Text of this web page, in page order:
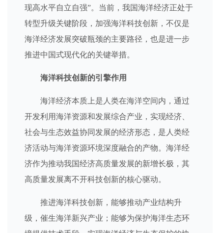
现高水平自立自强”。当前，我国海洋经济正处于
转型升级关键阶段，加强海洋科技创新，不仅是
海洋经济发展突破瓶颈的主要路径，也是进一步
推进中国式现代化的关键举措。
海洋科技创新的引擎作用
海洋经济本质上是人类在海洋空间内，通过
开发利用海洋资源和发展综合产业，实现经济、
社会与生态效益协同发展的经济形态，是人类经
济活动与海洋资源环境深度融合的产物。海洋经
济作为推动我国经济高质量发展的新增长极，其
高质量发展离不开科技创新的核心驱动。
推进海洋科技创新，能够推动产业结构升
级，催生海洋新兴产业；能够为保护海洋生态环